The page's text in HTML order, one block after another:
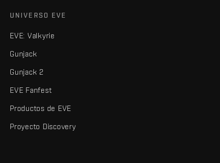
UNIVERSO EVE
EVE: Valkyrie
Gunjack
Gunjack 2
EVE Fanfest
Productos de EVE
Proyecto Discovery